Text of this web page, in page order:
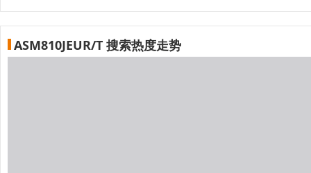
ASM810JEUR/T 搜索热度走势